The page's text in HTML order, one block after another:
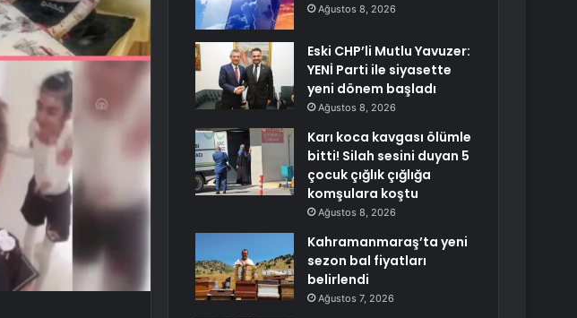
Ağustos 8, 2026
Eski CHP’li Mutlu Yavuzer:
YENİ Parti ile siyasette
yeni dönem başladı
Ağustos 8, 2026
Karı koca kavgası ölümle
bitti! Silah sesini duyan 5
çocuk çığlık çığlığa
komşulara koştu
Ağustos 8, 2026
Kahramanmaraş’ta yeni
sezon bal fiyatları
belirlendi
Ağustos 7, 2026